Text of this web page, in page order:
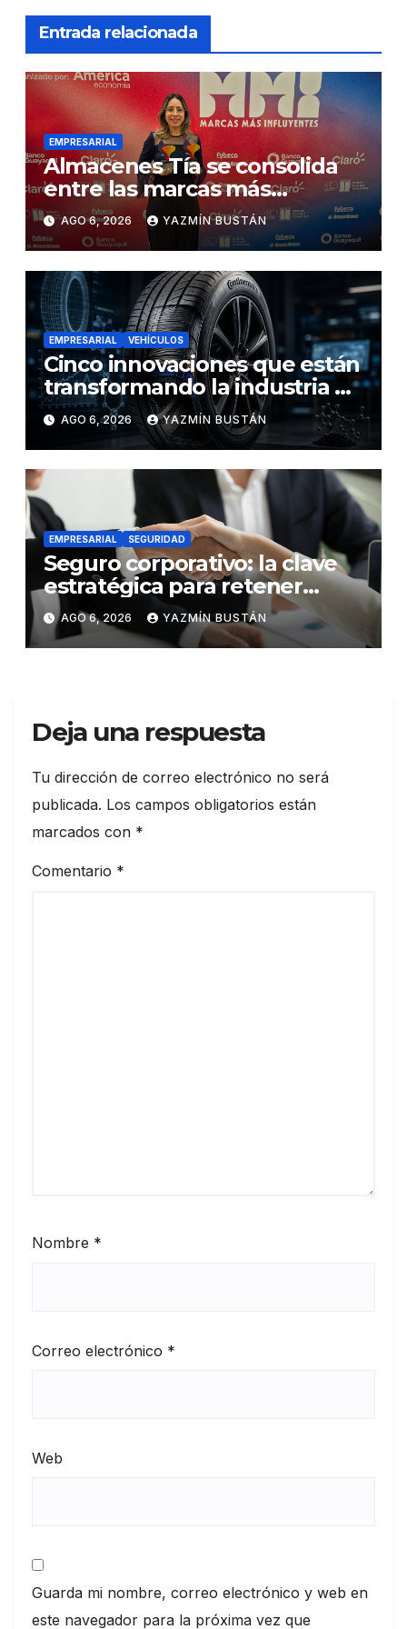
Entrada relacionada
EMPRESARIAL
Almacenes Tía se consolida
entre las marcas más
influyentes del Ecuador
AGO 6, 2026 YAZMÍN BUSTÁN
EMPRESARIAL VEHÍCULOS
Cinco innovaciones que están
transformando la industria de
los neumáticos y redefinen el
futuro de la movilidad
AGO 6, 2026 YAZMÍN BUSTÁN
EMPRESARIAL SEGURIDAD
Seguro corporativo: la clave
estratégica para retener
talento en Ecuador
AGO 6, 2026 YAZMÍN BUSTÁN
Deja una respuesta
Tu dirección de correo electrónico no será
publicada. Los campos obligatorios están
marcados con *
Comentario *
Nombre *
Correo electrónico *
Web
Guarda mi nombre, correo electrónico y web en
este navegador para la próxima vez que